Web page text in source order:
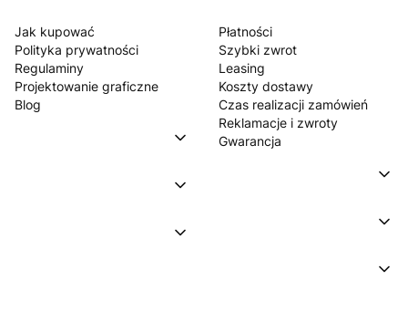
Jak kupować
Polityka prywatności
Regulaminy
Projektowanie graficzne
Blog
Płatności
Szybki zwrot
Leasing
Koszty dostawy
Czas realizacji zamówień
Reklamacje i zwroty
Gwarancja